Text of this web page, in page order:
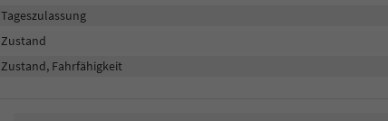
Tageszulassung
Zustand
Zustand, Fahrfähigkeit